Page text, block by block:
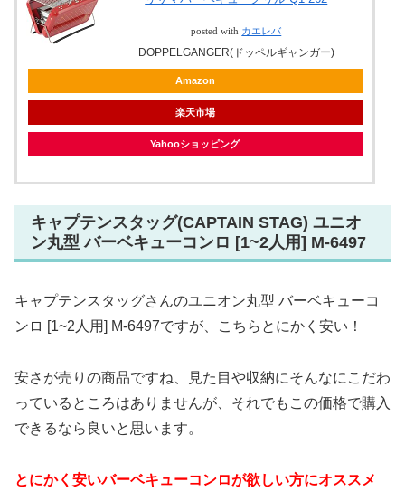
posted with カエレバ
DOPPELGANGER(ドッペルギャンガー)
Amazon
楽天市場
Yahooショッピング
キャプテンスタッグ(CAPTAIN STAG) ユニオ
ン丸型 バーベキューコンロ [1~2人用] M-6497
キャプテンスタッグさんのユニオン丸型 バーベキューコ
ンロ [1~2人用] M-6497ですが、こちらとにかく安い！
安さが売りの商品ですね、見た目や収納にそんなにこだわ
っているところはありませんが、それでもこの価格で購入
できるなら良いと思います。
とにかく安いバーベキューコンロが欲しい方にオススメ